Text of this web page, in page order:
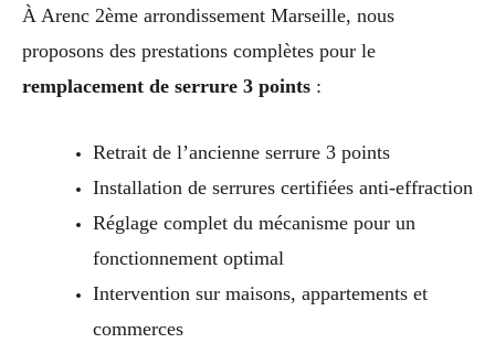
À Arenc 2ème arrondissement Marseille, nous
proposons des prestations complètes pour le
remplacement de serrure 3 points :
Retrait de l’ancienne serrure 3 points
Installation de serrures certifiées anti-effraction
Réglage complet du mécanisme pour un
fonctionnement optimal
Intervention sur maisons, appartements et
commerces